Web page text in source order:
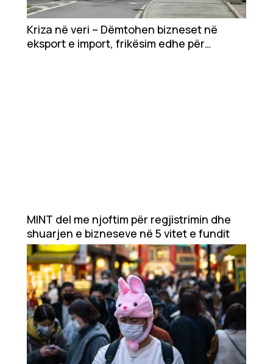
Kriza në veri – Dëmtohen bizneset në
eksport e import, frikësim edhe për
MINT del me njoftim për regjistrimin dhe
shuarjen e bizneseve në 5 vitet e fundit